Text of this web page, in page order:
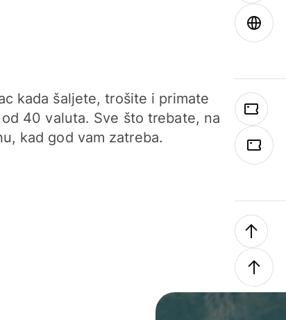
kada šaljete, trošite i primate
40 valuta. Sve što trebate, na
kad god vam zatreba.